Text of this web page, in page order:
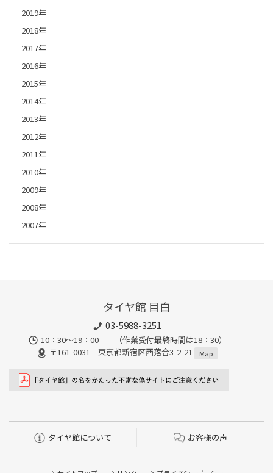
2019年
2018年
2017年
2016年
2015年
2014年
2013年
2012年
2011年
2010年
2009年
2008年
2007年
タイヤ館 目白
03-5988-3251
10：30～19：00 （作業受付最終時間は18：30）
〒161-0031 東京都新宿区西落合3-2-21
Map
タイヤ館について お客様の声